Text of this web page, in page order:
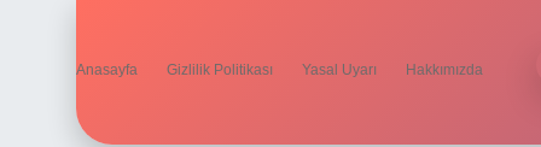
Anasayfa Gizlilik Politikası Yasal Uyarı Hakkımızda